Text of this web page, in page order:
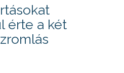
érte a két